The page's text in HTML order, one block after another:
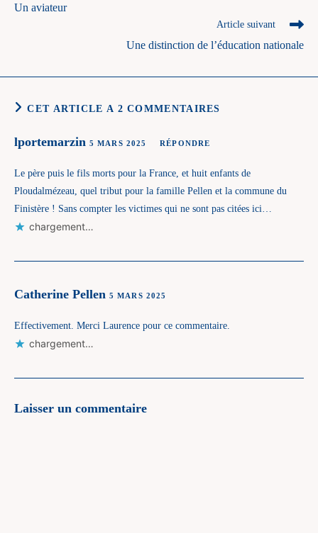
articles
Un aviateur
Article suivant
Une distinction de l’éducation nationale
CET ARTICLE A 2 COMMENTAIRES
lportemarzin 5 MARS 2025 RÉPONDRE
Le père puis le fils morts pour la France, et huit enfants de
Ploudalmézeau, quel tribut pour la famille Pellen et la commune du
Finistère ! Sans compter les victimes qui ne sont pas citées ici…
chargement…
Catherine Pellen 5 MARS 2025
Effectivement. Merci Laurence pour ce commentaire.
chargement…
Laisser un commentaire